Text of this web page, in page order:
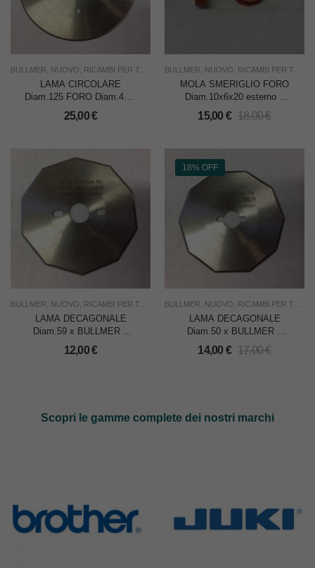
BULLMER NUOVO RICAMBI PER TAGLIERINE TAGLIO USO INDUSTRIA
LAMA CIRCOLARE
Diam.125 FORO Diam.45 x
BULLMER 840 –
CADAUNA
25,00€
BULLMER NUOVO RICAMBI PER TAGLIERINE
MOLA SMERIGLIO FORO
Diam.10x6x20 esterno x
BULLMER LMK –
CADAUNO
15,00 € 18,00€
BULLMER NUOVO RICAMBI PER TAGLIERINE TAGLIO USO INDUSTRIA
LAMA DECAGONALE
Diam.59 x BULLMER –
CADAUNA
12,00€
18% OFF
BULLMER NUOVO RICAMBI PER TAGLIERINE
LAMA DECAGONALE
Diam.50 x BULLMER –
CADAUNA
14,00 € 17,00€
Scopri le gamme complete dei nostri marchi